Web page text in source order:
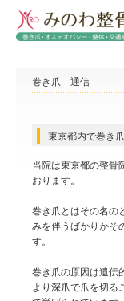
巻き爪 通信
東京都内で巻き
当院は東京都の整骨
おります。
巻き爪とはその名の
みを伴うばかりかそ
す。
巻き爪の原因は遺伝
より深爪で爪を切る